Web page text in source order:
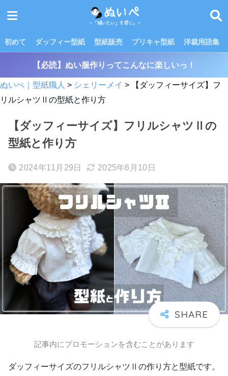
初めて ダッフィー型紙 型紙販売 プリキャ型紙 洋裁用語集
【必読】ぬい服作りってこんなに楽しいっ！
ぬいぺ｜型紙職人 > シェリーメイ >
【ダッフィーサイズ】フ
リルシャツⅡの型紙と作り方
【ダッフィーサイズ】フリルシャツⅡの
型紙と作り方
2024年11月29日 2025年6月10日
記事内にプロモーションを含むことがあります
ダッフィーサイズのフリルシャツⅡの作り方と型紙です。